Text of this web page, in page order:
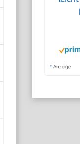
* Anzeige